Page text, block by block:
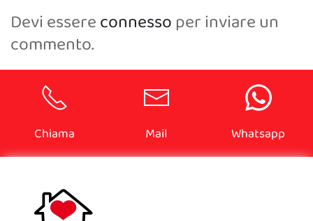
Devi essereconnessoper inviare un
commento.
Chiama Mail Whatsapp